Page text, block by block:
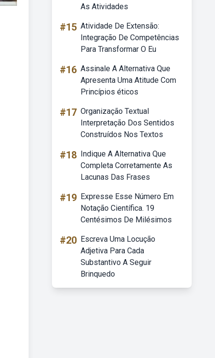
As Atividades
#15 Atividade De Extensão:
Integração De Competências
Para Transformar O Eu
#16 Assinale A Alternativa Que
Apresenta Uma Atitude Com
Princípios éticos
#17 Organização Textual
Interpretação Dos Sentidos
Construídos Nos Textos
#18 Indique A Alternativa Que
Completa Corretamente As
Lacunas Das Frases
#19 Expresse Esse Número Em
Notação Científica. 19
Centésimos De Milésimos
#20 Escreva Uma Locução
Adjetiva Para Cada
Substantivo A Seguir
Brinquedo